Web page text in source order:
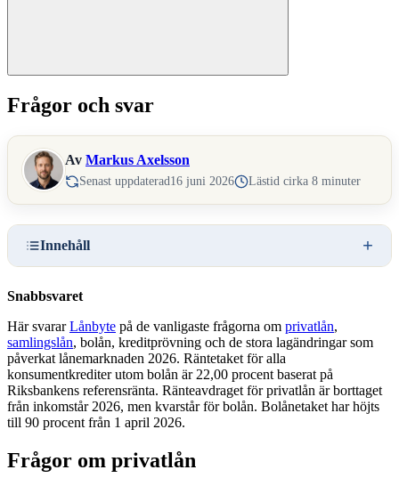
Sök
Frågor och svar
Av Markus Axelsson
Senast uppdaterad 16 juni 2026 Lästid cirka 8 minuter
Innehåll
Snabbsvaret
Här svararLånbyte på de vanligaste frågorna om privatlån,
samlingslån, bolån, kreditprövning och de stora lagändringar som
påverkat lånemarknaden 2026. Räntetaket för alla
konsumentkrediter utom bolån är 22,00 procent baserat på
Riksbankens referensränta. Ränteavdraget för privatlån är borttaget
från inkomstår 2026, men kvarstår för bolån. Bolånetaket har höjts
till 90 procent från 1 april 2026.
Frågor om privatlån